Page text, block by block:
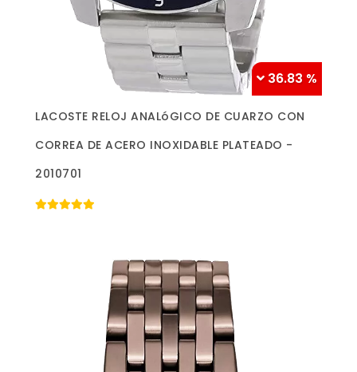
36.83 %
Más información »
LACOSTE RELOJ ANALóGICO DE CUARZO CON
CORREA DE ACERO INOXIDABLE PLATEADO -
2010701